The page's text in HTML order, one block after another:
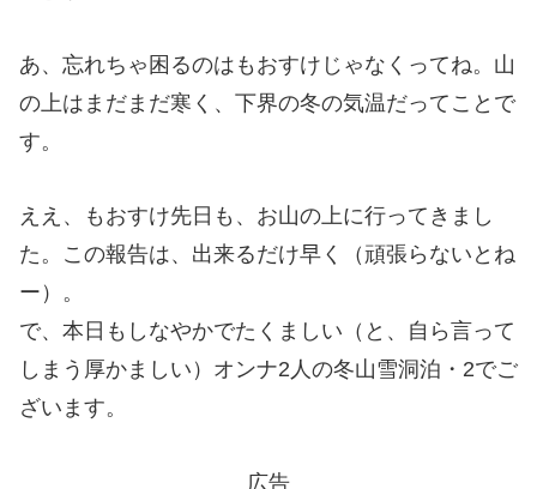
あ、忘れちゃ困るのはもおすけじゃなくってね。山
の上はまだまだ寒く、下界の冬の気温だってことで
す。
ええ、もおすけ先日も、お山の上に行ってきまし
た。この報告は、出来るだけ早く（頑張らないとね
ー）。
で、本日もしなやかでたくましい（と、自ら言って
しまう厚かましい）オンナ2人の冬山雪洞泊・2でご
ざいます。
広告